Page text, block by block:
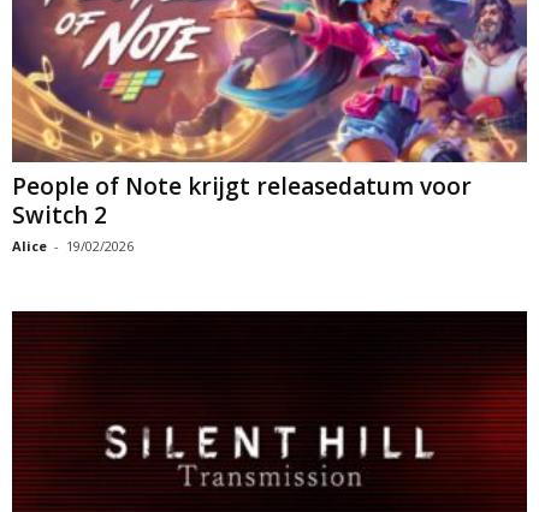
People of Note krijgt releasedatum voor
Switch 2
Alice - 19/02/2026